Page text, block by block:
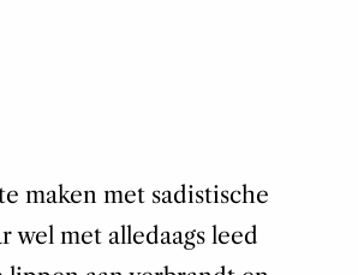
maken met sadistische
wel met alledaags leed